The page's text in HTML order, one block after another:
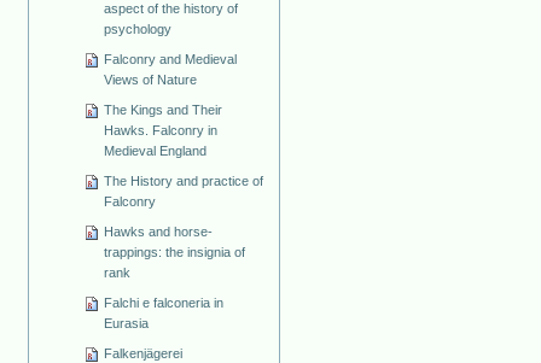
aspect of the history of
psychology
Falconry and Medieval
Views of Nature
The Kings and Their
Hawks. Falconry in
Medieval England
The History and practice of
Falconry
Hawks and horse-
trappings: the insignia of
rank
Falchi e falconeria in
Eurasia
Falkenjägerei